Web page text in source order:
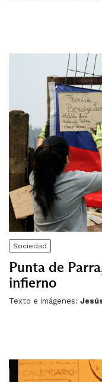
Sociedad
Punta de
infierno
Texto e imágenes: